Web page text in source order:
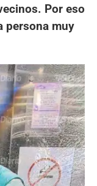
Por eso
persona muy